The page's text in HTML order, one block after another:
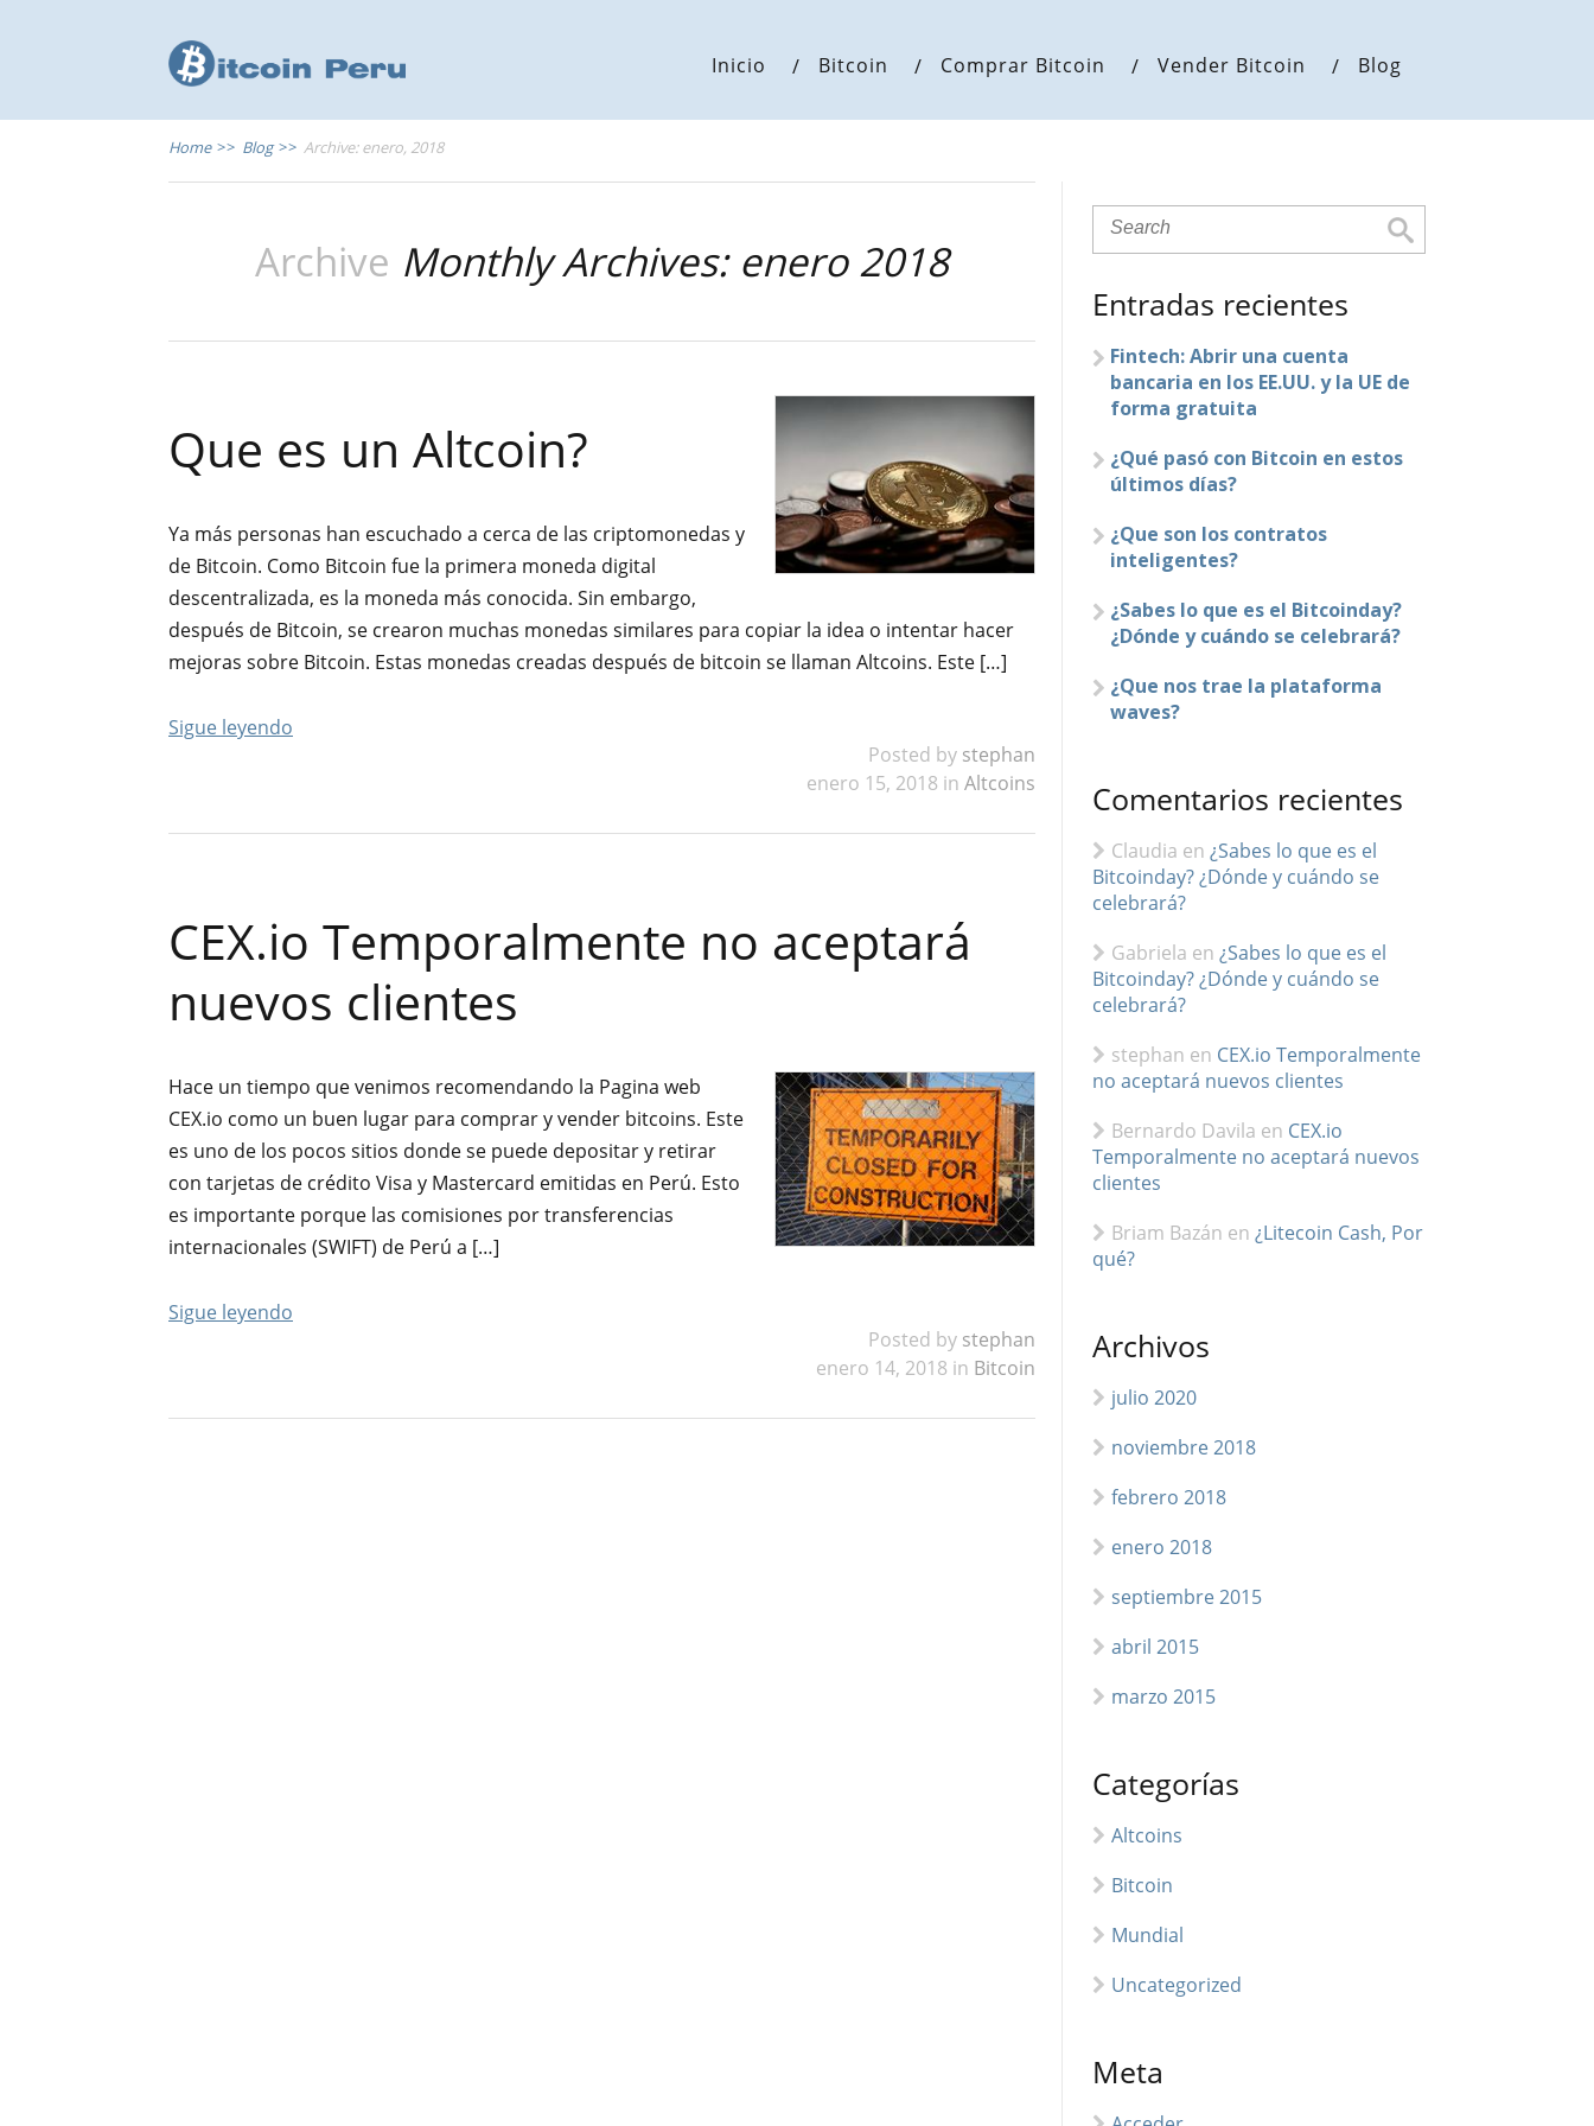
Inicio Bitcoin Comprar Bitcoin Vender Bitcoin Blog
Home >> Blog >> Archive: enero, 2018
Archive Monthly Archives: enero 2018
Que es un Altcoin?
Ya más personas han escuchado a cerca de las criptomonedas y
de Bitcoin. Como Bitcoin fue la primera moneda digital
descentralizada, es la moneda más conocida. Sin embargo,
después de Bitcoin, se crearon muchas monedas similares para copiar la idea o intentar hacer
mejoras sobre Bitcoin. Estas monedas creadas después de bitcoin se llaman Altcoins. Este […]
Sigue leyendo
Posted by stephan
enero 15, 2018 inAltcoins
CEX.io Temporalmente no aceptará
nuevos clientes
Hace un tiempo que venimos recomendando la Pagina web
CEX.io como un buen lugar para comprar y vender bitcoins. Este
es uno de los pocos sitios donde se puede depositar y retirar
con tarjetas de crédito Visa y Mastercard emitidas en Perú. Esto
es importante porque las comisiones por transferencias
internacionales (SWIFT) de Perú a […]
Sigue leyendo
Posted by stephan
enero 14, 2018 in Bitcoin
Entradas recientes
Fintech: Abrir una cuenta
bancaria en los EE.UU. y la UE de
forma gratuita
¿Qué pasó con Bitcoin en estos
últimos días?
¿Que son los contratos
inteligentes?
¿Sabes lo que es el Bitcoinday?
¿Dónde y cuándo se celebrará?
¿Que nos trae la plataforma
waves?
Comentarios recientes
Claudia en¿Sabes lo que es el
Bitcoinday? ¿Dónde y cuándo se
celebrará?
Gabriela en¿Sabes lo que es el
Bitcoinday? ¿Dónde y cuándo se
celebrará?
stephan en CEX.io Temporalmente
no aceptará nuevos clientes
Bernardo Davila en CEX.io
Temporalmente no aceptará nuevos
clientes
Briam Bazán en¿Litecoin Cash, Por
qué?
Archivos
julio 2020
noviembre 2018
febrero 2018
enero 2018
septiembre 2015
abril 2015
marzo 2015
Categorías
Altcoins
Bitcoin
Mundial
Uncategorized
Meta